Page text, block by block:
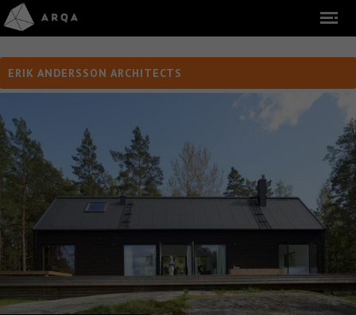
ERIK ANDERSSON ARCHITECTS